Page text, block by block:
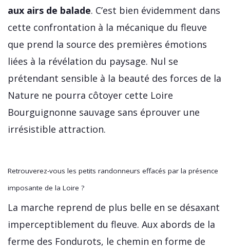
aux airs de balade. C’est bien évidemment dans
cette confrontation à la mécanique du fleuve
que prend la source des premières émotions
liées à la révélation du paysage. Nul se
prétendant sensible à la beauté des forces de la
Nature ne pourra côtoyer cette Loire
Bourguignonne sauvage sans éprouver une
irrésistible attraction.
Retrouverez-vous les petits randonneurs effacés par la présence
imposante de la Loire ?
La marche reprend de plus belle en se désaxant
imperceptiblement du fleuve. Aux abords de la
ferme des Fondurots, le chemin en forme de